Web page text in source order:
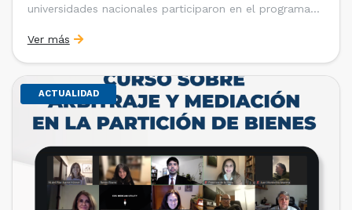
universidades nacionales participaron en el programa
de la Cámara de Comercio de Santiago (CCS). Así, se
realizaron […]
Ver más
ACTUALIDAD